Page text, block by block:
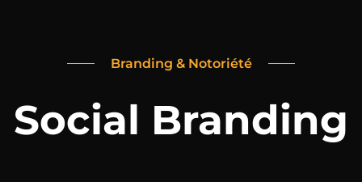
Branding & Notoriété
Social Branding